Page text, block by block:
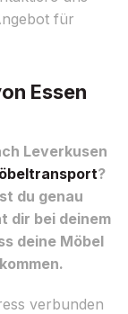
für
Essen
Leverkusen
?
du genau
dir bei deinem
deine Möbel
verbunden